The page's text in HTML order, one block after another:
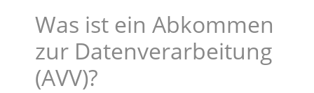
Was ist ein Abkommen
zur Datenverarbeitung
(AVV)?